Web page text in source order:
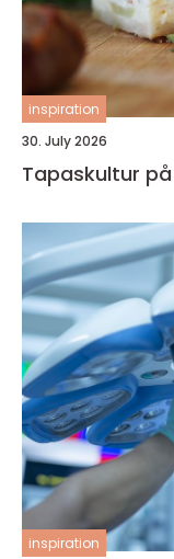
inspiration
30. July 2026
Tapaskultur
inspiration